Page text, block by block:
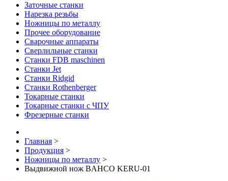
Заточные станки
Нарезка резьбы
Ножницы по металлу
Прочее оборудование
Сварочные аппараты
Сверлильные станки
Станки FDB maschinen
Станки Jet
Станки Ridgid
Станки Rothenberger
Токарные станки
Токарные станки с ЧПУ
Фрезерные станки
Главная >
Продукция >
Ножницы по металлу >
Выдвижной нож BAHCO KERU-01